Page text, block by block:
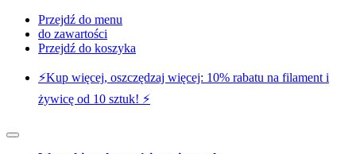
Przejdź do menu
do zawartości
Przejdź do koszyka
⚡️Kup więcej, oszczędzaj więcej: 10% rabatu na filament i
żywicę od 10 sztuk! ⚡️